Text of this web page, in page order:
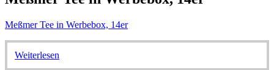
Meßmer Tee in Werbebox, 14er
Weiterlesen